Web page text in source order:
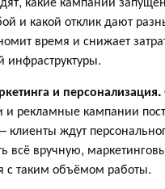
и какой отклик дают
время и снижает
и персонализация.
и рекламные кампании
ждут
всё вручную,
с таким объёмом работы.